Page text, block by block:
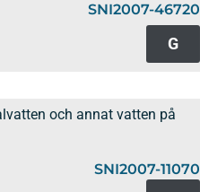
SNI2007-46720
G
och annat vatten på
SNI2007-11070